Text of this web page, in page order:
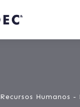
Recursos Humanos -